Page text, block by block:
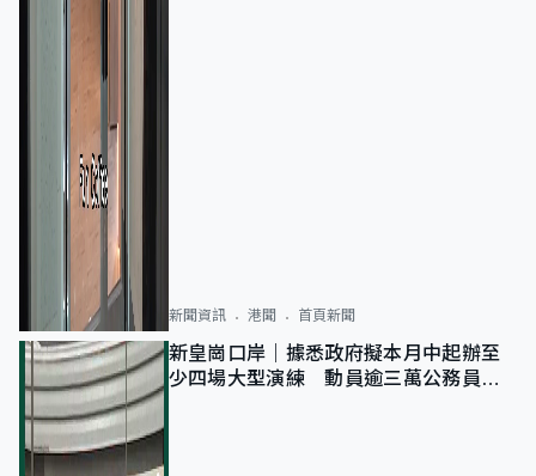
新聞資訊 港聞 首頁新聞
新皇崗口岸｜據悉政府擬本月中起辦至
少四場大型演練 動員逾三萬公務員人